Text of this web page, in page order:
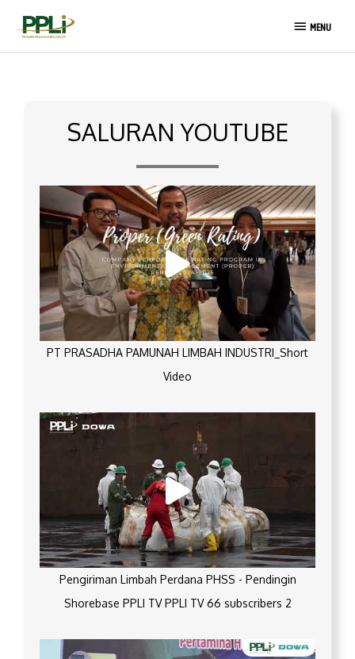
MENU
MENU
SALURAN YOUTUBE
PT PRASADHA PAMUNAH LIMBAH INDUSTRI_Short
Video
Pengiriman Limbah Perdana PHSS - Pendingin
Shorebase PPLI TV PPLI TV 66 subscribers 2